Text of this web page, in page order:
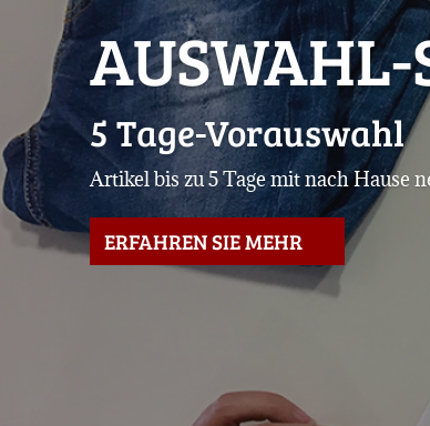
AUSWAHL-
5 Tage-Vorauswahl
Artikel bis zu 5 Tage mit nach Hause
ERFAHREN SIE MEHR